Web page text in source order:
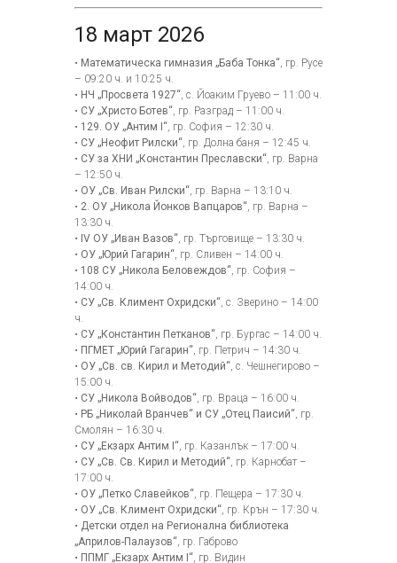
18 март 2026
• Математическа гимназия „Баба Тонка“, гр. Русе
– 09:20 ч. и 10:25 ч.
• НЧ „Просвета 1927“, с. Йоаким Груево – 11:00 ч.
• СУ „Христо Ботев“, гр. Разград – 11:00 ч.
• 129. ОУ „Антим I“, гр. София – 12:30 ч.
• СУ „Неофит Рилски“, гр. Долна баня – 12:45 ч.
• СУ за ХНИ „Константин Преславски“, гр. Варна
– 12:50 ч.
• ОУ „Св. Иван Рилски“, гр. Варна – 13:10 ч.
• 2. ОУ „Никола Йонков Вапцаров“, гр. Варна –
13:30 ч.
• IV ОУ „Иван Вазов“, гр. Търговище – 13:30 ч.
• ОУ „Юрий Гагарин“, гр. Сливен – 14:00 ч.
• 108 СУ „Никола Беловеждов“, гр. София –
14:00 ч.
• СУ „Св. Климент Охридски“, с. Зверино – 14:00
ч.
• СУ „Константин Петканов“, гр. Бургас – 14:00 ч.
• ПГМЕТ „Юрий Гагарин“, гр. Петрич – 14:30 ч.
• ОУ „Св. св. Кирил и Методий“, с. Чешнегирово –
15:00 ч.
• СУ „Никола Войводов“, гр. Враца – 16:00 ч.
• РБ „Николай Вранчев“ и СУ „Отец Паисий“, гр.
Смолян – 16:30 ч.
• СУ „Екзарх Антим I“, гр. Казанлък – 17:00 ч.
• СУ „Св. Св. Кирил и Методий“, гр. Карнобат –
17:00 ч.
• ОУ „Петко Славейков“, гр. Пещера – 17:30 ч.
• ОУ „Св. Климент Охридски“, гр. Крън – 17:30 ч.
• Детски отдел на Регионална библиотека
„Априлов-Палаузов“, гр. Габрово
• ППМГ „Екзарх Антим I“, гр. Видин